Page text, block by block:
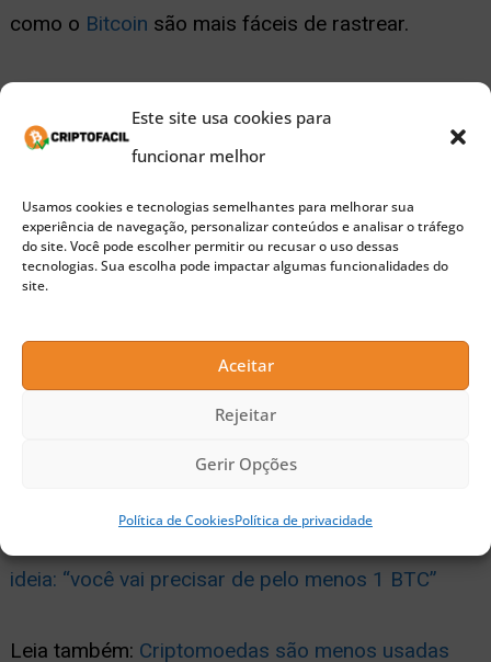
Este site usa cookies para
funcionar melhor
Usamos cookies e tecnologias semelhantes para melhorar sua
experiência de navegação, personalizar conteúdos e analisar o tráfego
do site. Você pode escolher permitir ou recusar o uso dessas
tecnologias. Sua escolha pode impactar algumas funcionalidades do
site.
Aceitar
Rejeitar
Gerir Opções
Política de CookiesPolítica de privacidade
como o Bitcoin são mais fáceis de rastrear.
grupos hackers como o Sodinokibi devido às suas
Recentemente, o IRS começou anotificarcidadãos
que possam ter realizado transações suspeitas
Publicidade
Carteira com R$ 3,6 bilhões em
Bitcoin é “tesouro” na mira de hackers
ideia: “você vai precisar de pelo menos 1 BTC”
Leia também: Criptomoedas são menos usadas